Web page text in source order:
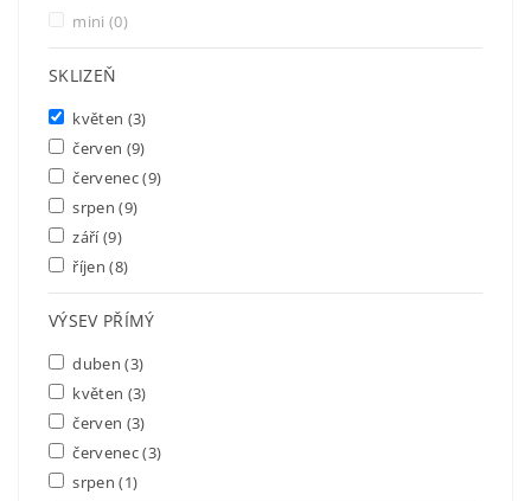
mini (0)
SKLIZEŇ
květen (3)
červen (9)
červenec(9)
srpen(9)
září(9)
říjen(8)
VÝSEV PŘÍMÝ
duben(3)
květen (3)
červen (3)
červenec(3)
srpen(1)